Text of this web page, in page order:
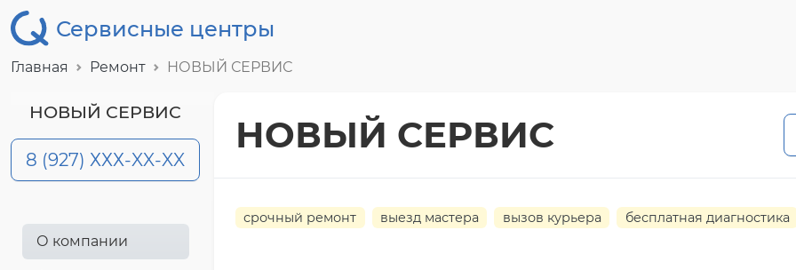
Сервисные центры
Главная Ремонт НОВЫЙ СЕРВИС
НОВЫЙ СЕРВИС
8 (927) ХХХ-XX-XX
О компании
НОВЫЙ СЕРВИС
срочный ремонт выезд мастера вызов курьера бесплатная диагностика